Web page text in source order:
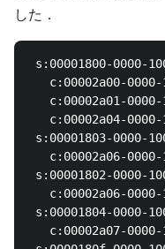
した．
s:00001800-0000-
c:00002a00-
c:00002a01-
c:00002a04-
s:00001803-0000-
c:00002a06-
s:00001802-0000-
c:00002a06-
s:00001804-0000-
c:00002a07-